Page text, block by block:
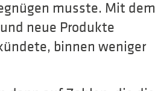
musste. Mit dem
neue Produkte
binnen weniger